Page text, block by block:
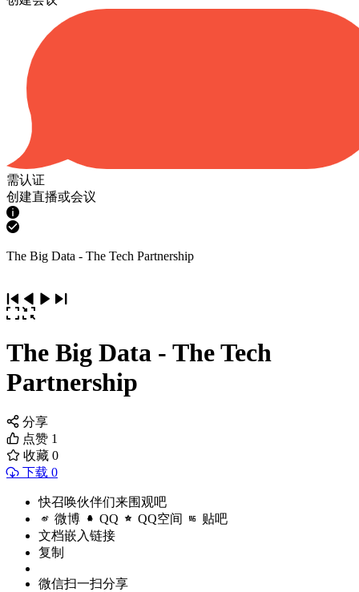
需认证
创建直播或会议
The Big Data - The Tech Partnership
The Big Data - The Tech
Partnership
分享
点赞 1
收藏 0
下载 0
快召唤伙伴们来围观吧
微博 QQ QQ空间 贴吧
文档嵌入链接
复制
微信扫一扫分享